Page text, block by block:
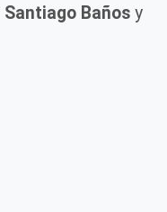
Santiago Baños y